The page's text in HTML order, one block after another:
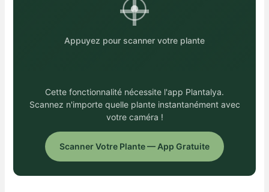
Appuyez pour scanner votre plante
Cette fonctionnalité nécessite l'app Plantalya.
Scannez n'importe quelle plante instantanément avec
votre caméra !
Scanner Votre Plante — App Gratuite